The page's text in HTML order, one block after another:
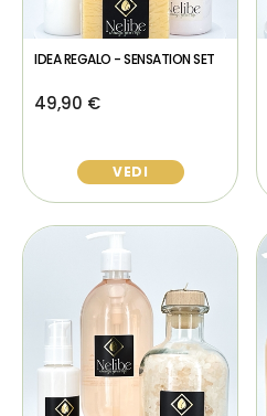
IDEA REGALO - SENSATION SET
49,90 €
VEDI